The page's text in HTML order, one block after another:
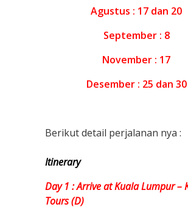
Agustus : 17 dan 20
September : 8
November : 17
Desember : 25 dan 30
Berikut detail perjalanan nya :
Itinerary
Day 1 : Arrive at Kuala Lumpur –
Tours (D)